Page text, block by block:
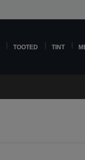
TOOTED TINT